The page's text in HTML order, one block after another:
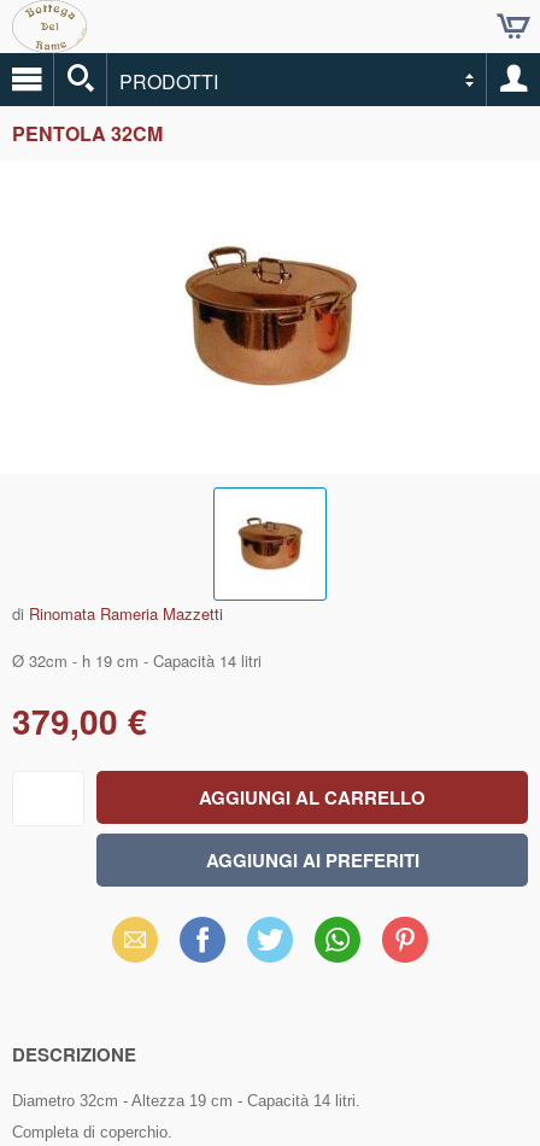
PRODOTTI
PENTOLA 32CM
di Rinomata Rameria Mazzetti
Ø 32cm - h 19 cm - Capacità 14 litri
379,00 €
Email Facebook X WhatsAppPinterest
DESCRIZIONE
Diametro 32cm - Altezza 19 cm - Capacità 14 litri.
Completa di coperchio.